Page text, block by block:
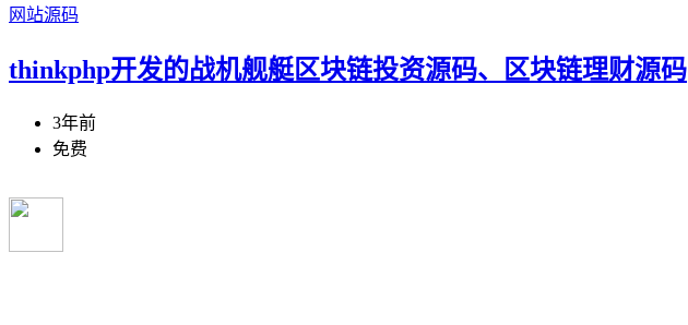
网站源码
thinkphp开发的战机舰艇区块链投资源码、区块链理财源码
3年前
免费